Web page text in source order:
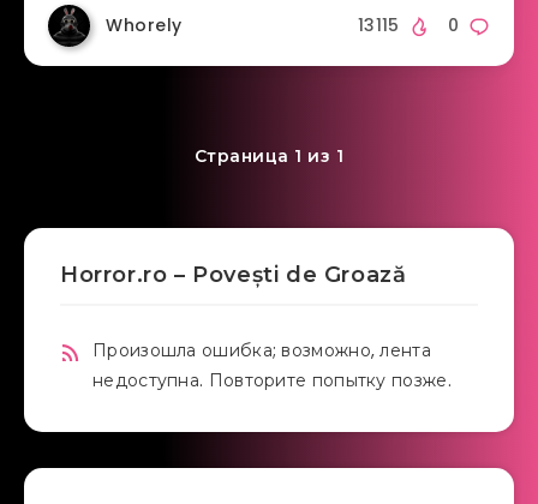
Whorely 0
13115
Страница 1 из 1
Horror.ro – Povești de Groază
Произошла ошибка; возможно, лента
недоступна. Повторите попытку позже.